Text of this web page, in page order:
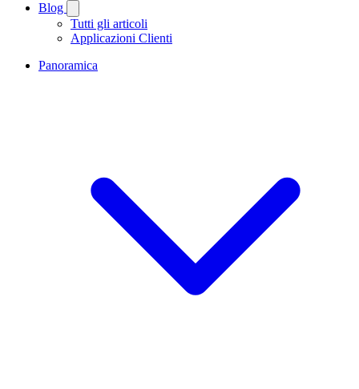
Blog
Tutti gli articoli
Applicazioni Clienti
Panoramica